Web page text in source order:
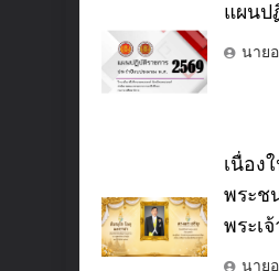
แผนป
นาย
เนื่อง
พระช
พระเ
นาย